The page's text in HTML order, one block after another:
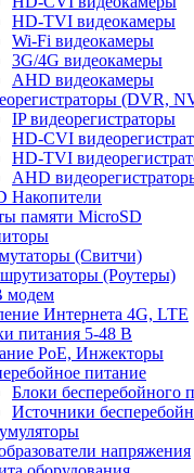
HD-TVI видеокамеры
Wi-Fi видеокамеры
3G/4G видеокамеры
AHD видеокамеры
(DVR,
IP видеорегистраторы
HD-CVI
HD-TVI
AHD
Накопители
памяти MicroSD
(Свитчи)
(Роутеры)
модем
Интернета 4G, LTE
питания 5-48 В
PoE, Инжекторы
питание
Блоки бесперебойного
Источники
напряжения